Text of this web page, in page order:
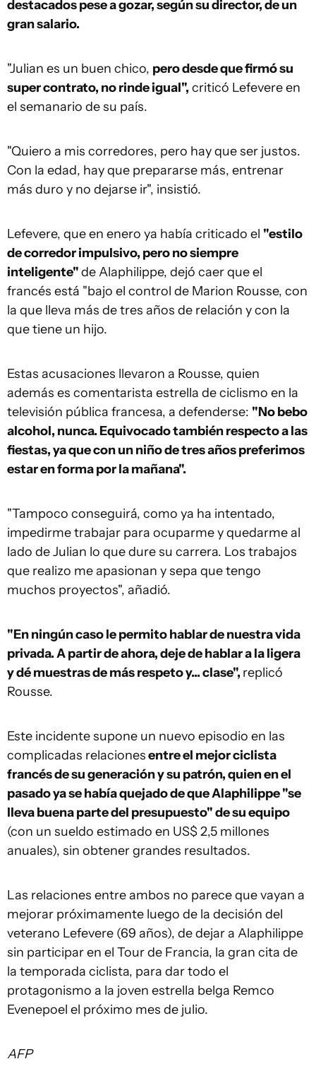
destacados pese a gozar, según su director, de un
gran salario.
"Julian es un buen chico, pero desde que firmó su
super contrato, no rinde igual", criticó Lefevere en
el semanario de su país.
"Quiero a mis corredores, pero hay que ser justos.
Con la edad, hay que prepararse más, entrenar
más duro y no dejarse ir", insistió.
Lefevere, que en enero ya había criticado el "estilo
de corredor impulsivo, pero no siempre
inteligente"de Alaphilippe, dejó caer que el
francés está "bajo el control de Marion Rousse, con
la que lleva más de tres años de relación y con la
que tiene un hijo.
Estas acusaciones llevaron a Rousse, quien
además es comentarista estrella de ciclismo en la
televisión pública francesa, a defenderse: "No bebo
alcohol, nunca. Equivocado también respecto a las
fiestas, ya que con un niño de tres años preferimos
estar en forma por la mañana".
"Tampoco conseguirá, como ya ha intentado,
impedirme trabajar para ocuparme y quedarme al
lado de Julian lo que dure su carrera. Los trabajos
que realizo me apasionan y sepa que tengo
muchos proyectos", añadió.
"En ningún caso le permito hablar de nuestra vida
privada. A partir de ahora, deje de hablar a la ligera
y dé muestras de más respeto y... clase", replicó
Rousse.
Este incidente supone un nuevo episodio en las
complicadas relacionesentre el mejor ciclista
francés de su generación y su patrón, quien en el
pasado ya se había quejado de que Alaphilippe "se
lleva buena parte del presupuesto" de su equipo
(con un sueldo estimado en US$ 2,5 millones
anuales), sin obtener grandes resultados.
Las relaciones entre ambos no parece que vayan a
mejorar próximamente luego de la decisión del
veterano Lefevere (69 años), de dejar a Alaphilippe
sin participar en el Tour de Francia, la gran cita de
la temporada ciclista, para dar todo el
protagonismo a la joven estrella belga Remco
Evenepoel el próximo mes de julio.
AFP